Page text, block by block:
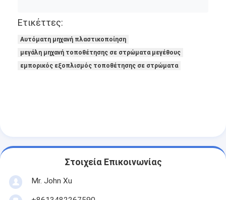
Ετικέττες:
Αυτόματη μηχανή πλαστικοποίηση
μεγάλη μηχανή τοποθέτησης σε στρώματα μεγέθους
εμπορικός εξοπλισμός τοποθέτησης σε στρώματα
Στοιχεία Επικοινωνίας
Mr. John Xu